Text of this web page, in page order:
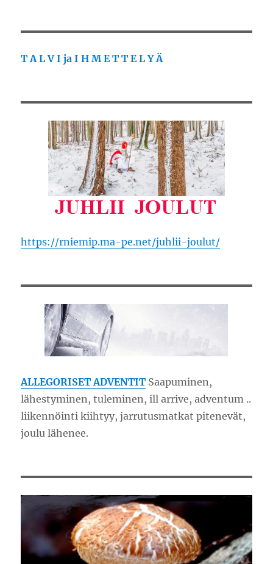
T A L V I ja I H M E T T E L Y Ä
https://rniemip.ma-pe.net/juhlii-joulut/
ALLEGORISET ADVENTIT Saapuminen,
lähestyminen, tuleminen, ill arrive, adventum ..
liikennöinti kiihtyy, jarrutusmatkat pitenevät,
joulu lähenee.